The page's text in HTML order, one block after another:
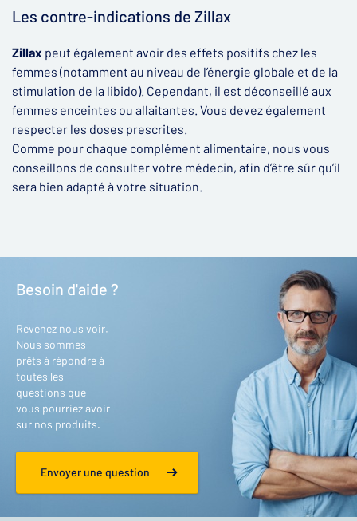
Les contre-indications de Zillax
Zillax peut également avoir des effets positifs chez les
femmes (notamment au niveau de l’énergie globale et de la
stimulation de la libido). Cependant, il est déconseillé aux
femmes enceintes ou allaitantes. Vous devez également
respecter les doses prescrites.
Comme pour chaque complément alimentaire, nous vous
conseillons de consulter votre médecin, afin d’être sûr qu’il
sera bien adapté à votre situation.
Besoin d'aide ?
Revenez nous voir.
Nous sommes
prêts à répondre à
toutes les
questions que
vous pourriez avoir
sur nos produits.
Envoyer une question